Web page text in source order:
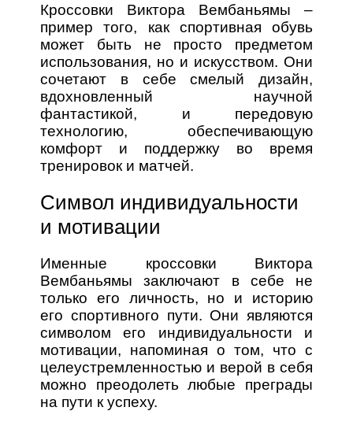
Кроссовки Виктора Вембаньямы –
пример того, как спортивная обувь
может быть не просто предметом
использования, но и искусством. Они
сочетают в себе смелый дизайн,
вдохновленный научной
фантастикой, и передовую
технологию, обеспечивающую
комфорт и поддержку во время
тренировок и матчей.
Символ индивидуальности
и мотивации
Именные кроссовки Виктора
Вембаньямы заключают в себе не
только его личность, но и историю
его спортивного пути. Они являются
символом его индивидуальности и
мотивации, напоминая о том, что с
целеустремленностью и верой в себя
можно преодолеть любые преграды
на пути к успеху.